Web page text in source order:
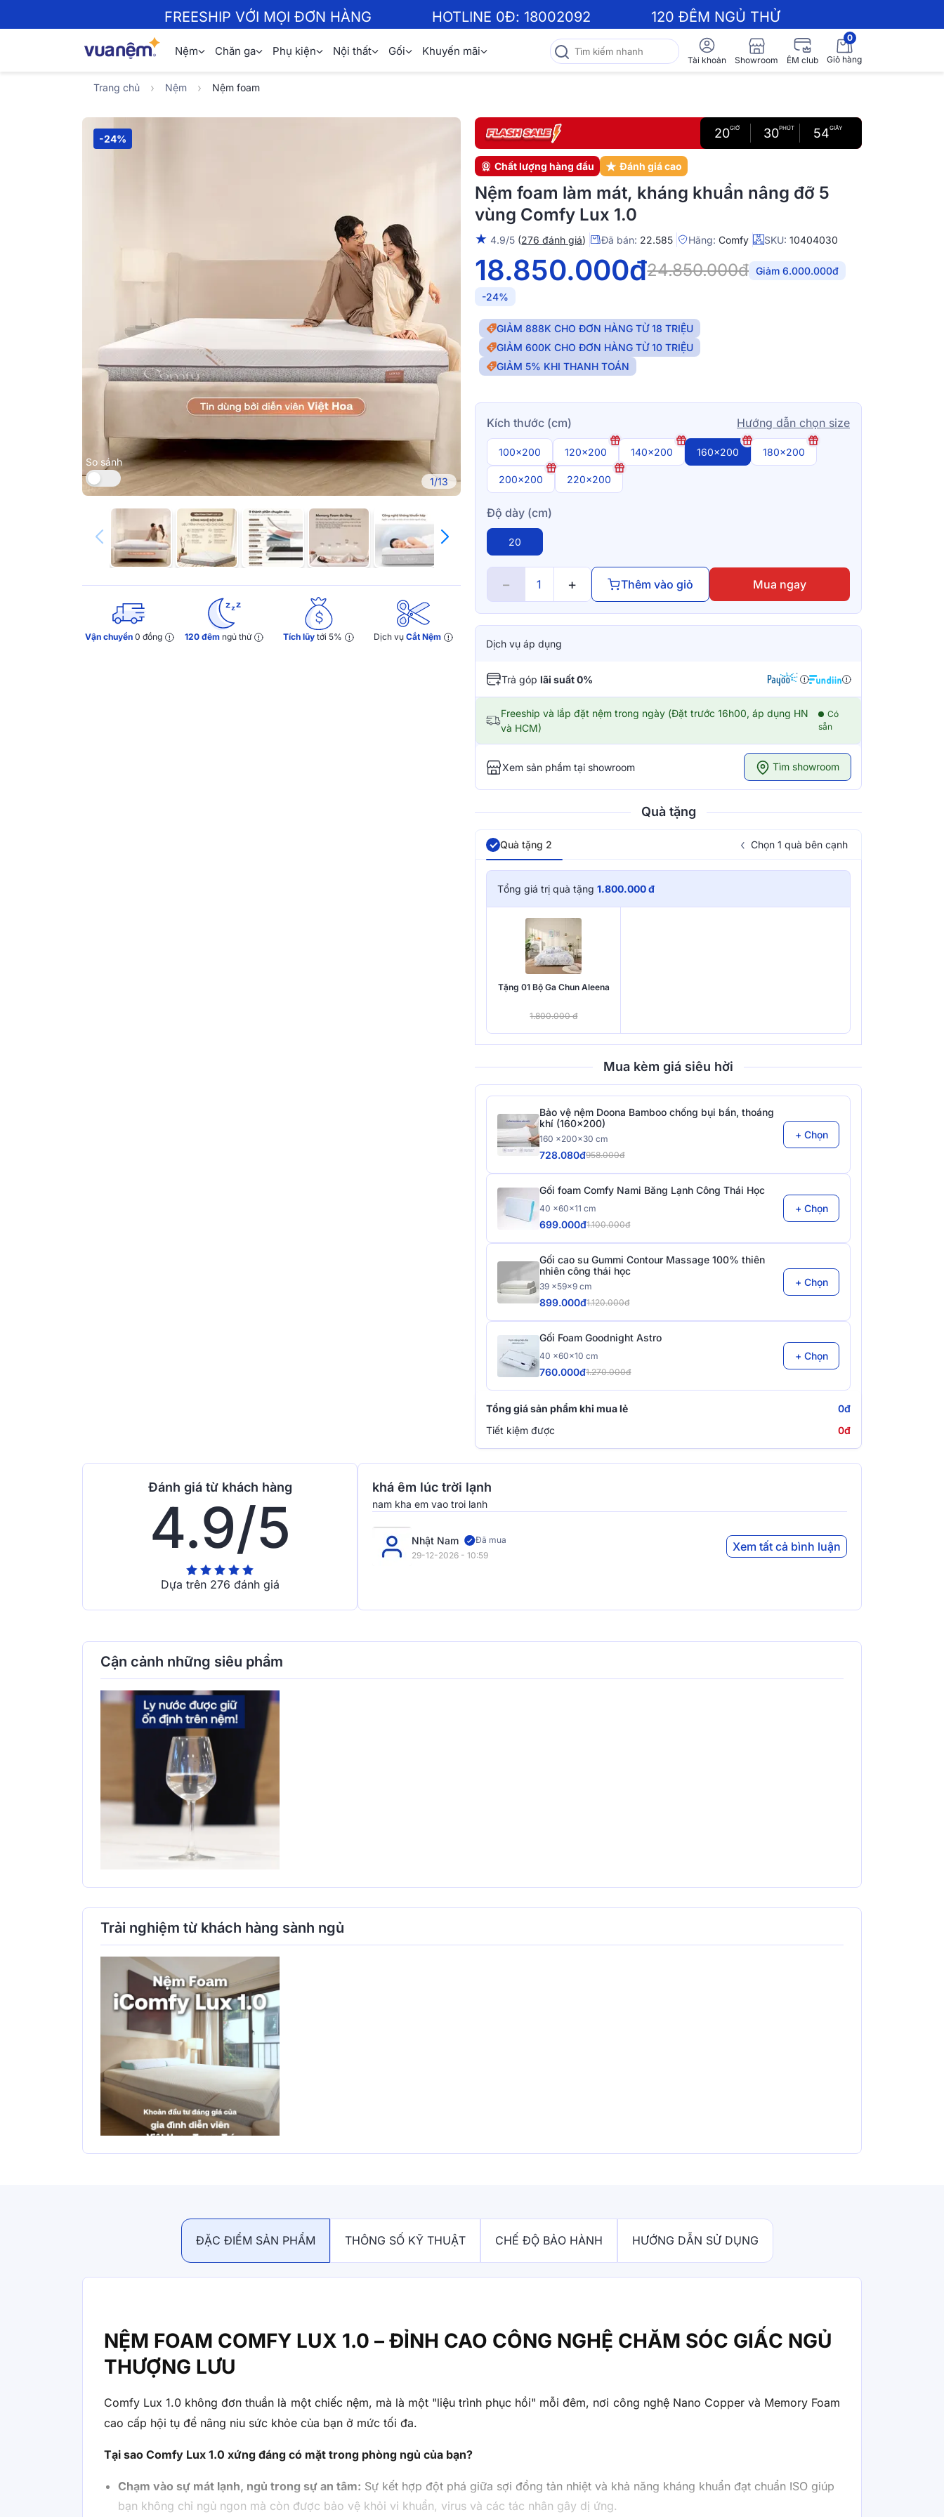
FREESHIP VỚI MỌI ĐƠN HÀNG HOTLINE 0Đ: 18002092 120 ĐÊM NGỦ THỬ
Nệm Chăn ga Phụ kiện Nội thất Gối Khuyến mãi
Tài khoản Showroom ÊM club
0
Giỏ hàng
Trang chủ Nệm Nệm foam
-24%
So sánh
1/13
Vận chuyển0 đồng 120 đêm ngủ thử Tích lũy tới 5% Dịch vụCắt Nệm
20GIỜ 30PHÚT 53GIÂY
Chất lượng hàng đầu Đánh giá cao
Nệm foam làm mát, kháng khuẩn nâng đỡ 5
vùng Comfy Lux 1.0
★ 4.9/5 (276 đánh giá) Đã bán: 22.585 Hãng: Comfy SKU: 10404030
18.850.000đ24.850.000đ Giảm 6.000.000đ
-24%
GIẢM 888K CHO ĐƠN HÀNG TỪ 18 TRIỆU
GIẢM 600K CHO ĐƠN HÀNG TỪ 10 TRIỆU
GIẢM 5% KHI THANH TOÁN
Kích thước (cm) Hướng dẫn chọn size
100x200 120x200 140x200 160x200 180x200
200x200 220x200
Độ dày (cm)
20
− + Thêm vào giỏ Mua ngay
Dịch vụ áp dụng
Trả góplãi suất 0%
Freeship và lắp đặt nệm trong ngày (Đặt trước 16h00, áp dụng HN
và HCM)
Có
sẵn
Xem sản phẩm tại showroom Tìm showroom
Quà tặng
Quà tặng 2 Chọn 1 quà bên cạnh
Tổng giá trị quà tặng1.800.000 đ
Tặng 01 Bộ Ga Chun Aleena
1.800.000 đ
Mua kèm giá siêu hời
Bảo vệ nệm Doona Bamboo chống bụi bẩn, thoáng
khí (160x200)
160 x200x30 cm
728.080đ958.000đ
+ Chọn
Gối foam Comfy Nami Băng Lạnh Công Thái Học
40 x60x11 cm
699.000đ1.100.000đ
+ Chọn
Gối cao su Gummi Contour Massage 100% thiên
nhiên công thái học
39 x59x9 cm
899.000đ1.120.000đ
+ Chọn
Gối Foam Goodnight Astro
40 x60x10 cm
760.000đ1.270.000đ
+ Chọn
Tổng giá sản phẩm khi mua lẻ
0đ
Tiết kiệm được
0đ
Đánh giá từ khách hàng
4.9/5
Dựa trên 276 đánh giá
khá êm lúc trời lạnh
nam kha em vao troi lanh
Nhật Nam
Đã mua
29-12-2026 - 10:59
Xem tất cả bình luận
Cận cảnh những siêu phẩm
Trải nghiệm từ khách hàng sành ngủ
ĐẶC ĐIỂM SẢN PHẨM THÔNG SỐ KỸ THUẬT CHẾ ĐỘ BẢO HÀNH HƯỚNG DẪN SỬ DỤNG
NỆM FOAM COMFY LUX 1.0 – ĐỈNH CAO CÔNG NGHỆ CHĂM SÓC GIẤC NGỦ
THƯỢNG LƯU
Comfy Lux 1.0 không đơn thuần là một chiếc nệm, mà là một "liệu trình phục hồi" mỗi đêm, nơi công nghệ Nano Copper và Memory Foam
cao cấp hội tụ để nâng niu sức khỏe của bạn ở mức tối đa.
Tại sao Comfy Lux 1.0 xứng đáng có mặt trong phòng ngủ của bạn?
Chạm vào sự mát lạnh, ngủ trong sự an tâm: Sự kết hợp đột phá giữa sợi đồng tản nhiệt và khả năng kháng khuẩn đạt chuẩn ISO giúp
bạn không chỉ ngủ ngon mà còn được bảo vệ khỏi vi khuẩn, virus và các tác nhân gây dị ứng.